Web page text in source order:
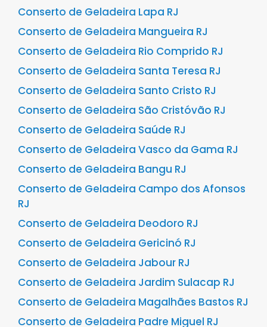
Conserto de Geladeira Lapa RJ
Conserto de Geladeira Mangueira RJ
Conserto de Geladeira Rio Comprido RJ
Conserto de Geladeira Santa Teresa RJ
Conserto de Geladeira Santo Cristo RJ
Conserto de Geladeira São Cristóvão RJ
Conserto de Geladeira Saúde RJ
Conserto de Geladeira Vasco da Gama RJ
Conserto de Geladeira Bangu RJ
Conserto de Geladeira Campo dos Afonsos
RJ
Conserto de Geladeira Deodoro RJ
Conserto de Geladeira Gericinó RJ
Conserto de Geladeira Jabour RJ
Conserto de Geladeira Jardim Sulacap RJ
Conserto de Geladeira Magalhães Bastos RJ
Conserto de Geladeira Padre Miguel RJ